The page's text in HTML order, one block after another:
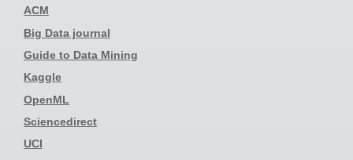
ACM
Big Data journal
Guide to Data Mining
Kaggle
OpenML
Sciencedirect
UCI